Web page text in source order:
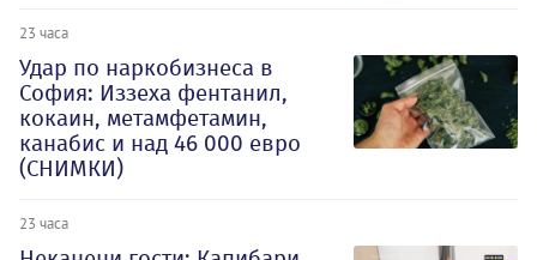
23 часа
Удар по наркобизнеса в
София: Иззеха фентанил,
кокаин, метамфетамин,
канабис и над 46 000 евро
(СНИМКИ)
23 часа